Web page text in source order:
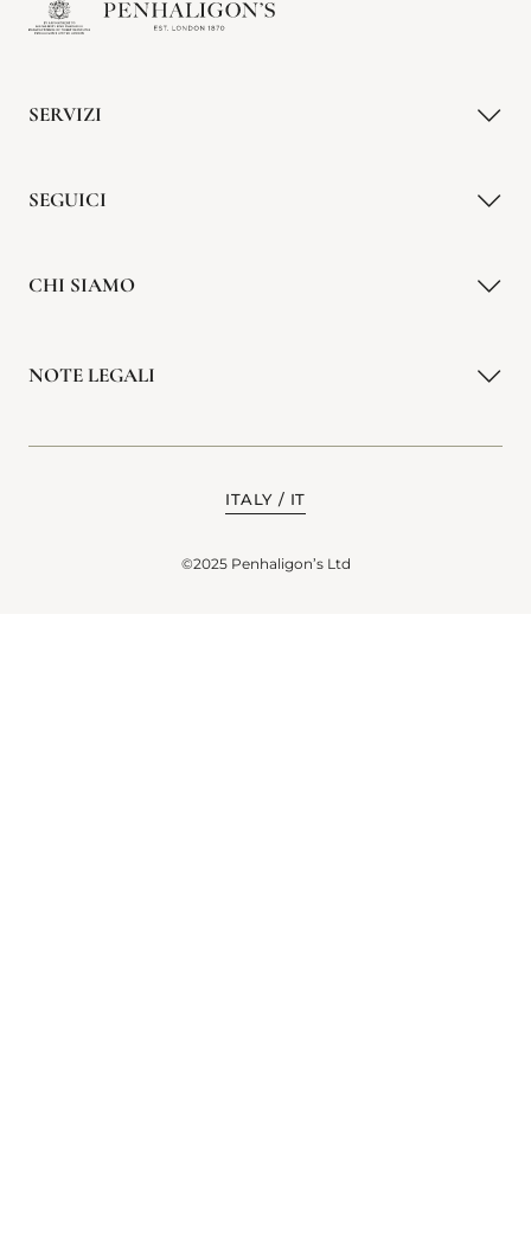
SERVIZI
SEGUICI
CHI SIAMO
NOTE LEGALI
ITALY IT
©2025 Penhaligon’s Ltd